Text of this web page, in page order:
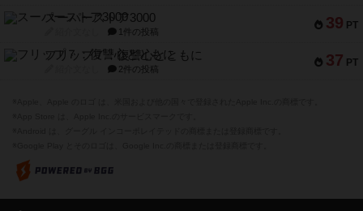
39 PT
スーパーストア3000
1件の投稿
37 PT
フリップ７：復讐心とともに
2件の投稿